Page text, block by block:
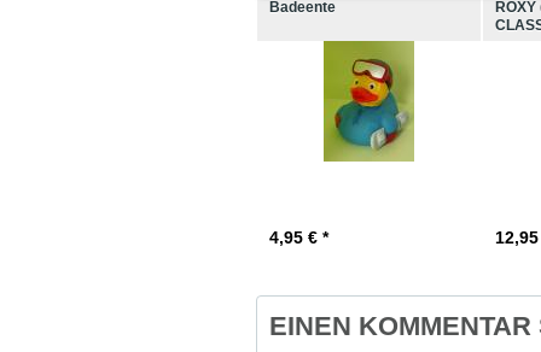
Badeente
4,95 € *
EINEN